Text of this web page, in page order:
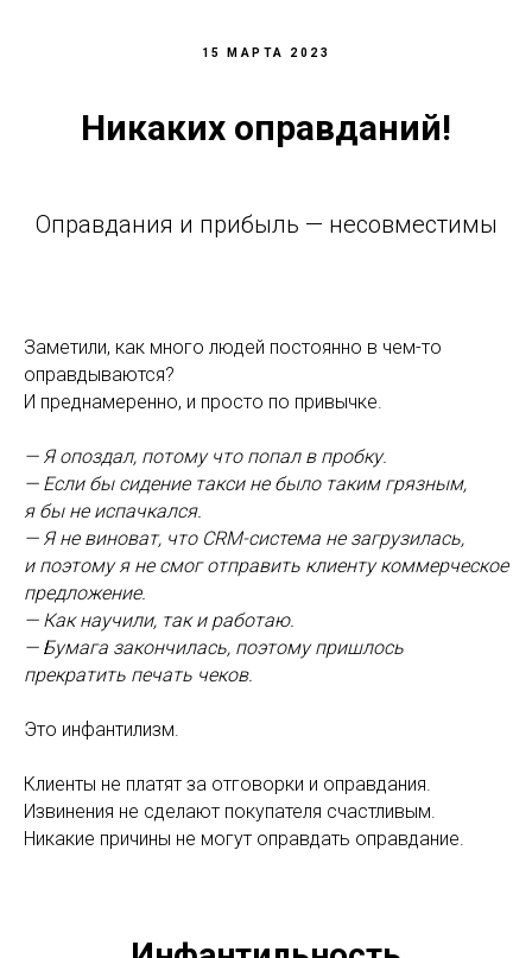
15 МАРТА 2023
Никаких оправданий!
Оправдания и прибыль — несовместимы
Заметили, как много людей постоянно в чем-то
оправдываются?
И преднамеренно, и просто по привычке.
— Я опоздал, потому что попал в пробку.
— Если бы сидение такси не было таким грязным,
я бы не испачкался.
— Я не виноват, что CRM-система не загрузилась,
и поэтому я не смог отправить клиенту коммерческое
предложение.
— Как научили, так и работаю.
— Бумага закончилась, поэтому пришлось
прекратить печать чеков.
Это инфантилизм.
Клиенты не платят за отговорки и оправдания.
Извинения не сделают покупателя счастливым.
Никакие причины не могут оправдать оправдание.